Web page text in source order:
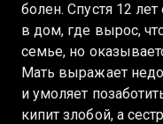
болен. Спустя 12
в дом, где вырос,
семье, но
Мать выражает
и умоляет
кипит злобой, а